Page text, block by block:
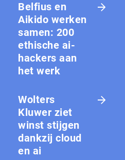
Belfius en
Aikido werken
samen: 200
ethische ai-
hackers aan
het werk
Wolters
Kluwer ziet
winst stijgen
dankzij cloud
en ai